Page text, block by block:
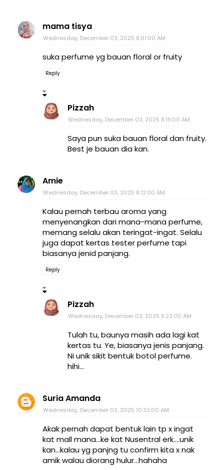
mama tisya
Wednesday, December 03, 2025 8:01:00 AM
suka perfume yg bauan floral or fruity
Reply
Pizzah
Wednesday, December 03, 2025 8:19:00 AM
Saya pun suka bauan floral dan fruity.
Best je bauan dia kan.
Amie
Wednesday, December 03, 2025 8:12:00 AM
Kalau pernah terbau aroma yang
menyenangkan dari mana-mana perfume,
memang selalu akan teringat-ingat. Selalu
juga dapat kertas tester perfume tapi
biasanya jenid panjang.
Reply
Pizzah
Wednesday, December 03, 2025 8:23:00 AM
Tulah tu, baunya masih ada lagi kat
kertas tu. Ye, biasanya jenis panjang.
Ni unik sikit bentuk botol perfume.
hihi...
Suria Amanda
Wednesday, December 03, 2025 10:32:00 AM
Akak pernah dapat bentuk lain tp x ingat
kat mall mana...ke kat Nusentral erk....unik
kan...kalau yg panjng tu confirm kita x nak
amik walau diorang hulur...hahaha